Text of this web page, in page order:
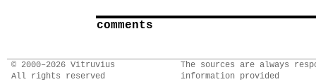
comments
© 2000–2026 Vitruvius
All rights reserved
The sources are always
information provided